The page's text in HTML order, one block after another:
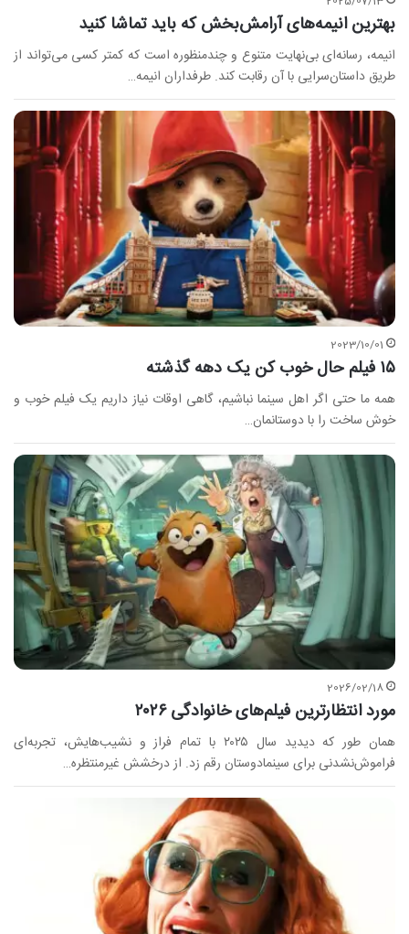
بهترین انیمه‌های آرامش‌بخش که باید تماشا کنید
انیمه، رسانه‌ای بی‌نهایت متنوع و چندمنظوره است که کمتر کسی می‌تواند از
طریق داستان‌سرایی با آن رقابت کند. طرفداران انیمه…
2023/10/01
۱۵ فیلم حال خوب کن یک دهه گذشته
همه ما حتی اگر اهل سینما نباشیم، گاهی اوقات نیاز داریم یک فیلم خوب و
خوش ساخت را با دوستانمان…
2026/02/18
مورد انتظار‌ترین فیلم‌های خانوادگی ۲۰۲۶
همان طور که دیدید سال ۲۰۲۵ با تمام فراز و نشیب‌هایش، تجربه‌ای
فراموش‌نشدنی برای سینمادوستان رقم زد. از درخشش غیرمنتظره…